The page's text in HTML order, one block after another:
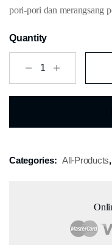
pori-pori dan merangsang
Quantity
Categories: All-Products,